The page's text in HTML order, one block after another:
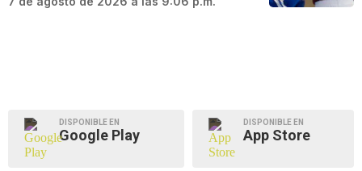
DISPONIBLE EN
Google Play
DISPONIBLE EN
App Store